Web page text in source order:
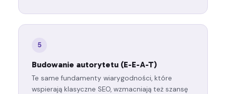
5
Budowanie autorytetu (E-E-A-T)
Te same fundamenty wiarygodności, które
wspierają klasyczne SEO, wzmacniają też szansę